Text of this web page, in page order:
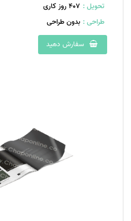
تحویل : 407 روز کاری
طراحی : بدون طراحی
سفارش دهید